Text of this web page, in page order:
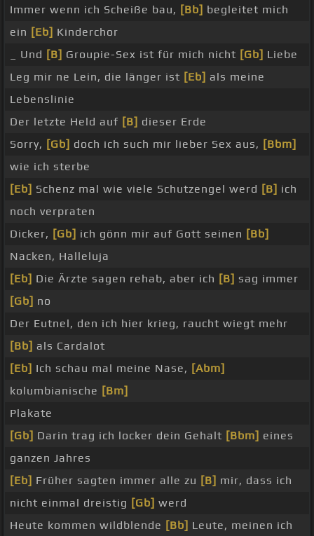
Immer wenn ich Scheiße bau, [Bb] begleitet mich
ein [Eb] Kinderchor
_ Und [B] Groupie-Sex ist für mich nicht [Gb] Liebe
Leg mir ne Lein, die länger ist [Eb] als meine
Lebenslinie
Der letzte Held auf [B] dieser Erde
Sorry, [Gb] doch ich such mir lieber Sex aus, [Bbm]
wie ich sterbe
[Eb] Schenz mal wie viele Schutzengel werd [B] ich
noch verpraten
Dicker, [Gb] ich gönn mir auf Gott seinen [Bb]
Nacken, Halleluja
[Eb] Die Ärzte sagen rehab, aber ich [B] sag immer
[Gb] no
Der Eutnel, den ich hier krieg, raucht wiegt mehr
[Bb] als Cardalot
[Eb] Ich schau mal meine Nase, [Abm]
kolumbianische [Bm]
Plakate
[Gb] Darin trag ich locker dein Gehalt [Bbm] eines
ganzen Jahres
[Eb] Früher sagten immer alle zu [B] mir, dass ich
nicht einmal dreistig [Gb] werd
Heute kommen wildblende [Bb] Leute, meinen ich